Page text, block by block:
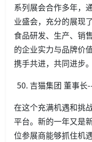
系列展会合作多年，
业盛会，充分的展现
食品研发、生产、销
的企业实力与品牌价
携手共进，共同进步。
吉猫集团 董事长
在这个充满机遇和挑
平台。新的一年又是
位参展商能够抓住机